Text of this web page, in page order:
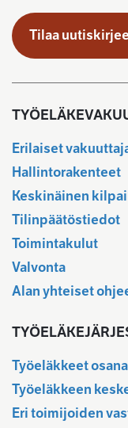
Tilaa
Erilaiset
Hallintorakenteet
Keskinäinen
Tilinpäätöstiedot
Toimintakulut
Valvonta
Alan yhteiset
Työeläkkeet
Työeläkkeen
Eri toimijoiden